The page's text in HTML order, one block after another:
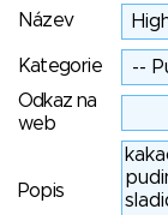
Název
Kategorie
Odkaz na
web
Popis